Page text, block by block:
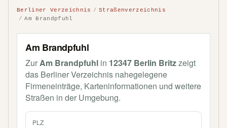
Berliner Verzeichnis
Straßenverzeichnis
Am Brandpfuhl
Am Brandpfuhl
ZurAm Brandpfuhl in 12347 Berlin Britzzeigt
das Berliner Verzeichnis nahegelegene
Firmeneinträge, Karteninformationen und weitere
Straßen in der Umgebung.
PLZ